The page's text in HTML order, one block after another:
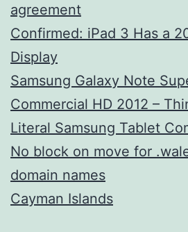
agreement
Confirmed: iPad 3 Has a
Display
Samsung Galaxy Note
Commercial HD 2012 –
Literal Samsung Tablet
No block on move for
domain names
Cayman Islands